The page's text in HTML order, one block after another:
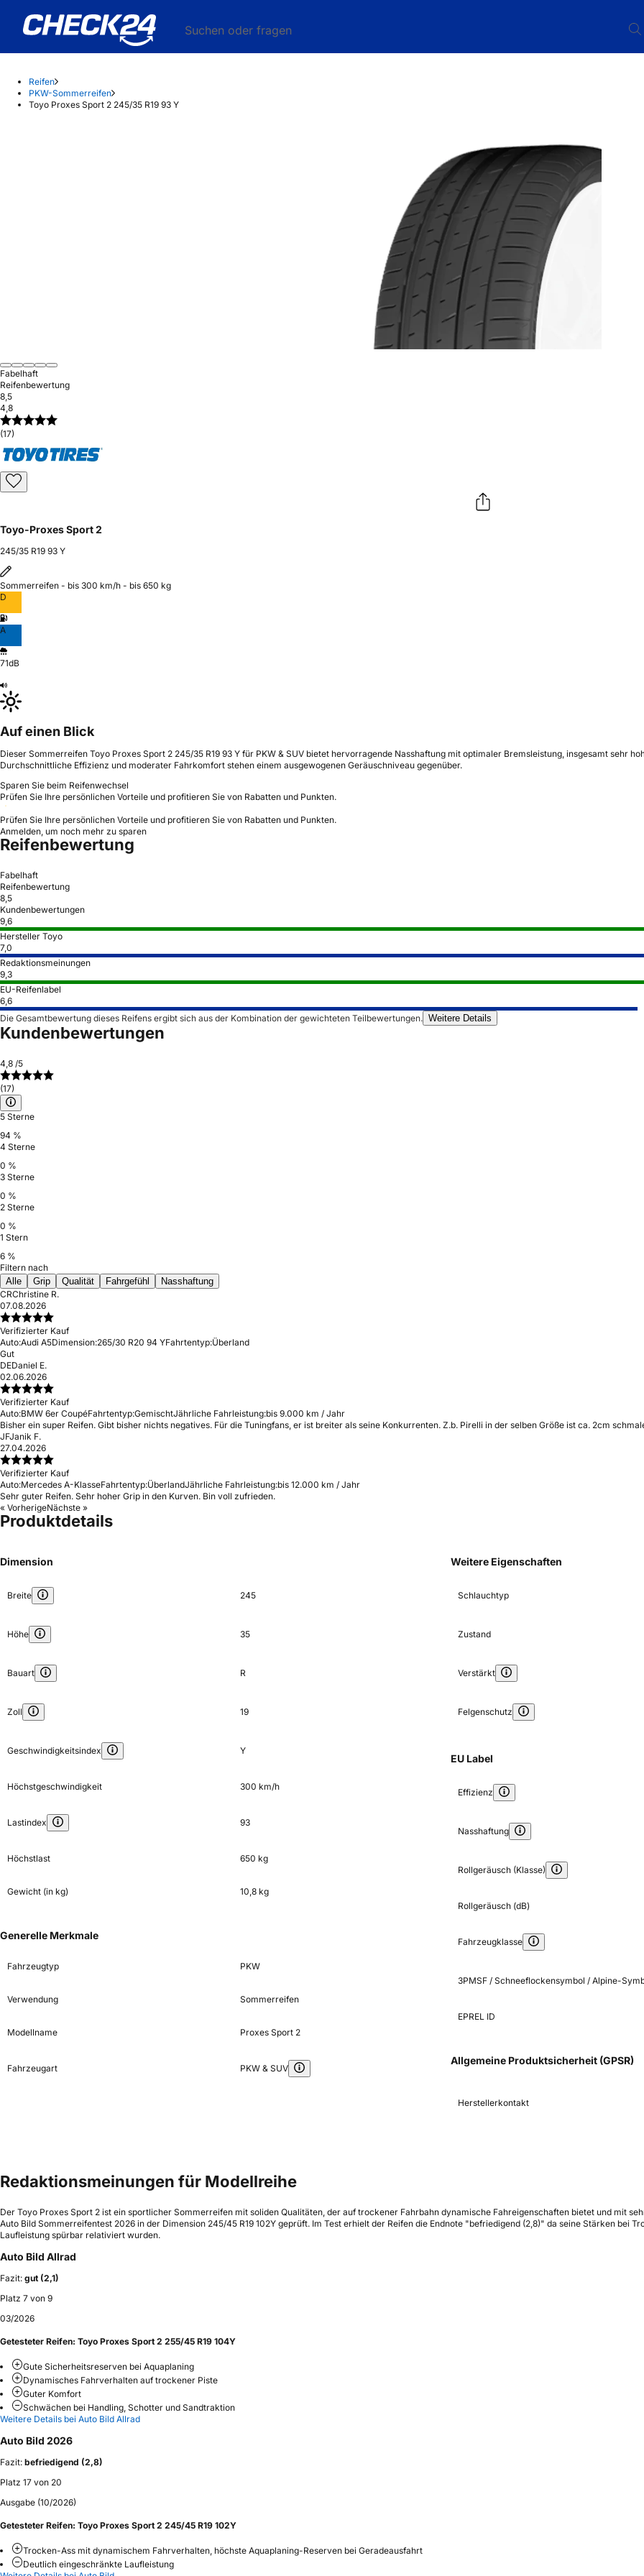
Suchen oder fragen
Reifen
PKW-Sommerreifen
Toyo Proxes Sport 2 245/35 R19 93 Y
Fabelhaft
Reifenbewertung
8,5
4,8
(17)
Toyo-Proxes Sport 2
245/35 R19 93 Y
Sommerreifen - bis 300 km/h - bis 650 kg
D
A
71dB
Auf einen Blick
Dieser Sommerreifen Toyo Proxes Sport 2 245/35 R19 93 Y für PKW & SUV bietet hervorragende Nasshaftung mit optimaler Bremsleistung, insgesamt sehr
Durchschnittliche Effizienz und moderater Fahrkomfort stehen einem ausgewogenen Geräuschniveau gegenüber.
Sparen Sie beim Reifenwechsel
Prüfen Sie Ihre persönlichen Vorteile und profitieren Sie von Rabatten und Punkten.
Prüfen Sie Ihre persönlichen Vorteile und profitieren Sie von Rabatten und Punkten.
Anmelden, um noch mehr zu sparen
Reifenbewertung
Fabelhaft
Reifenbewertung
8,5
Kundenbewertungen
9,6
Hersteller Toyo
7,0
Redaktionsmeinungen
9,3
EU-Reifenlabel
6,6
Die Gesamtbewertung dieses Reifens ergibt sich aus der Kombination der gewichteten Teilbewertungen. Weitere Details
Kundenbewertungen
4,8 /5
(17)
5 Sterne
94 %
4 Sterne
0 %
3 Sterne
0 %
2 Sterne
0 %
1 Stern
6 %
Filtern nach
Alle
Grip Qualität Fahrgefühl
Nasshaftung
CRChristine R.
07.08.2026
Verifizierter Kauf
Auto:Audi A5Dimension:265/30 R20 94 YFahrtentyp:Überland
Gut
DEDaniel E.
02.06.2026
Verifizierter Kauf
Auto:BMW 6er CoupéFahrtentyp:GemischtJährliche Fahrleistung:bis 9.000 km / Jahr
Bisher ein super Reifen. Gibt bisher nichts negatives. Für die Tuningfans, er ist breiter als seine Konkurrenten. Z.b. Pirelli in der selben Größe ist ca. 2cm
JFJanik F.
27.04.2026
Verifizierter Kauf
Auto:Mercedes A-KlasseFahrtentyp:ÜberlandJährliche Fahrleistung:bis 12.000 km / Jahr
Sehr guter Reifen. Sehr hoher Grip in den Kurven. Bin voll zufrieden.
« VorherigeNächste »
Produktdetails
Dimension
Breite 245
Höhe 35
Bauart R
Zoll 19
Geschwindigkeitsindex Y
Höchstgeschwindigkeit 300 km/h
Lastindex 93
Höchstlast 650 kg
Gewicht (in kg) 10,8 kg
Generelle Merkmale
Fahrzeugtyp PKW
Verwendung Sommerreifen
Modellname Proxes Sport 2
Fahrzeugart PKW & SUV
Weitere Eigenschaften
Schlauchtyp
Zustand
Verstärkt
Felgenschutz
EU Label
Effizienz
Nasshaftung
Rollgeräusch (Klasse)
Rollgeräusch (dB)
Fahrzeugklasse
3PMSF / Schneeflockensymbol / Alpine-
EPREL ID
Allgemeine Produktsicherheit (GPSR)
Herstellerkontakt
Redaktionsmeinungen für Modellreihe
Der Toyo Proxes Sport 2 ist ein sportlicher Sommerreifen mit soliden Qualitäten, der auf trockener Fahrbahn dynamische Fahreigenschaften bietet und mit
Auto Bild Sommerreifentest 2026 in der Dimension 245/45 R19 102Y geprüft. Im Test erhielt der Reifen die Endnote "befriedigend (2,8)" da seine Stärken bei
Laufleistung spürbar relativiert wurden.
Auto Bild Allrad
Fazit: gut (2,1)
Platz 7 von 9
03/2026
Getesteter Reifen: Toyo Proxes Sport 2 255/45 R19 104Y
Gute Sicherheitsreserven bei Aquaplaning
Dynamisches Fahrverhalten auf trockener Piste
Guter Komfort
Schwächen bei Handling, Schotter und Sandtraktion
Weitere Details bei Auto Bild Allrad
Auto Bild 2026
Fazit: befriedigend (2,8)
Platz 17 von 20
Ausgabe (10/2026)
Getesteter Reifen: Toyo Proxes Sport 2 245/45 R19 102Y
Trocken-Ass mit dynamischem Fahrverhalten, höchste Aquaplaning-Reserven bei Geradeausfahrt
Deutlich eingeschränkte Laufleistung